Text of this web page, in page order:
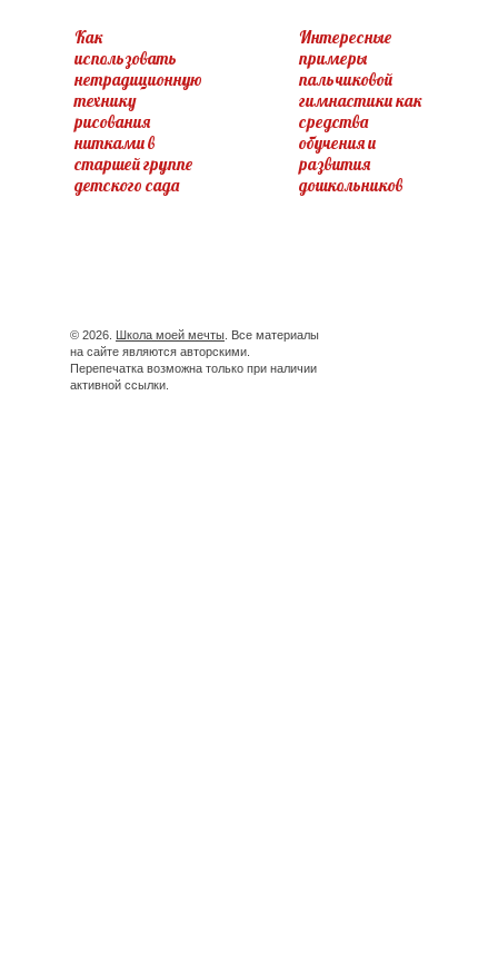
Как
использовать
нетрадиционную
технику
рисования
нитками в
старшей группе
детского сада
Интересные
примеры
пальчиковой
гимнастики как
средства
обучения и
развития
дошкольников
© 2026. Школа моей мечты. Все материалы
на сайте являются авторскими.
Перепечатка возможна только при наличии
активной ссылки.